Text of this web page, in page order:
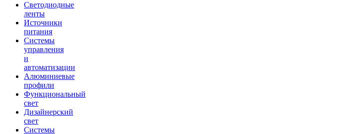
Светодиодные
ленты
Источники
питания
Системы
управления
и
автоматизации
Алюминиевые
профили
Функциональный
свет
Дизайнерский
свет
Системы